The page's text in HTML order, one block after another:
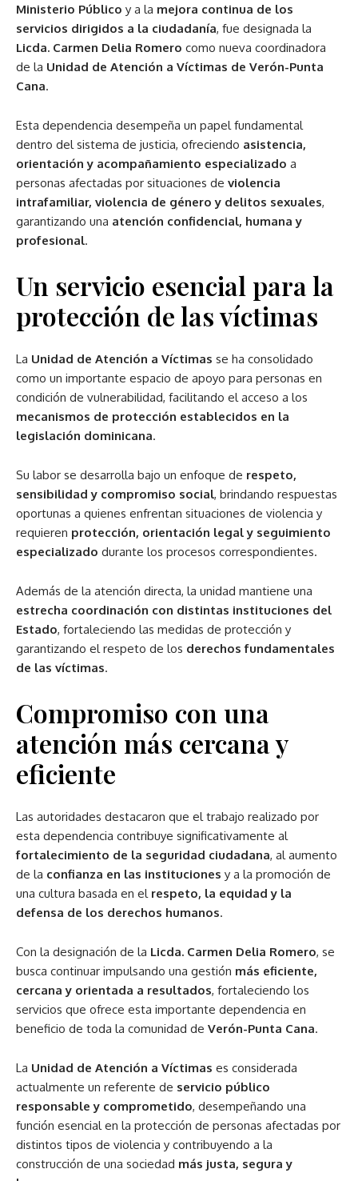
Ministerio Público y a la mejora continua de los
servicios dirigidos a la ciudadanía, fue designada la
Licda. Carmen Delia Romero como nueva coordinadora
de la Unidad de Atención a Víctimas de Verón-Punta
Cana.
Esta dependencia desempeña un papel fundamental
dentro del sistema de justicia, ofreciendo asistencia,
orientación y acompañamiento especializado a
personas afectadas por situaciones de violencia
intrafamiliar, violencia de género y delitos sexuales,
garantizando una atención confidencial, humana y
profesional.
Un servicio esencial para la
protección de las víctimas
La Unidad de Atención a Víctimas se ha consolidado
como un importante espacio de apoyo para personas en
condición de vulnerabilidad, facilitando el acceso a los
mecanismos de protección establecidos en la
legislación dominicana.
Su labor se desarrolla bajo un enfoque de respeto,
sensibilidad y compromiso social, brindando respuestas
oportunas a quienes enfrentan situaciones de violencia y
requieren protección, orientación legal y seguimiento
especializado durante los procesos correspondientes.
Además de la atención directa, la unidad mantiene una
estrecha coordinación con distintas instituciones del
Estado, fortaleciendo las medidas de protección y
garantizando el respeto de los derechos fundamentales
de las víctimas.
Compromiso con una
atención más cercana y
eficiente
Las autoridades destacaron que el trabajo realizado por
esta dependencia contribuye significativamente al
fortalecimiento de la seguridad ciudadana, al aumento
de la confianza en las instituciones y a la promoción de
una cultura basada en el respeto, la equidad y la
defensa de los derechos humanos.
Con la designación de la Licda. Carmen Delia Romero, se
busca continuar impulsando una gestión más eficiente,
cercana y orientada a resultados, fortaleciendo los
servicios que ofrece esta importante dependencia en
beneficio de toda la comunidad de Verón-Punta Cana.
La Unidad de Atención a Víctimas es considerada
actualmente un referente de servicio público
responsable y comprometido, desempeñando una
función esencial en la protección de personas afectadas por
distintos tipos de violencia y contribuyendo a la
construcción de una sociedad más justa, segura y